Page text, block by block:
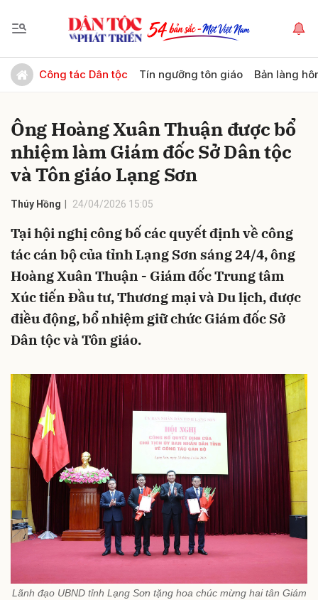
Công tác Dân tộc Tín ngưỡng tôn giáo Bản làng
Ông Hoàng Xuân Thuận được bổ
nhiệm làm Giám đốc Sở Dân tộc
và Tôn giáo Lạng Sơn
Thúy Hồng 24/04/2026 15:05
Tại hội nghị công bố các quyết định về công
tác cán bộ của tỉnh Lạng Sơn sáng 24/4, ông
Hoàng Xuân Thuận - Giám đốc Trung tâm
Xúc tiến Đầu tư, Thương mại và Du lịch, được
điều động, bổ nhiệm giữ chức Giám đốc Sở
Dân tộc và Tôn giáo.
Lãnh đạo UBND tỉnh Lạng Sơn tặng hoa chúc mừng hai tân Giám
Gửi bình luận